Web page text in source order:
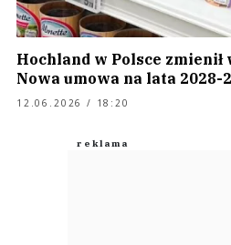
Hochland w Polsce zmienił
Nowa umowa na lata 2028-
12.06.2026 / 18:20